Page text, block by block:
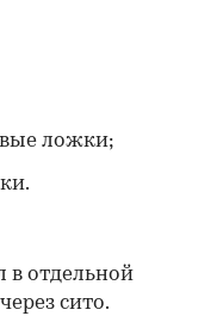
ложки;
в отдельной
сито.